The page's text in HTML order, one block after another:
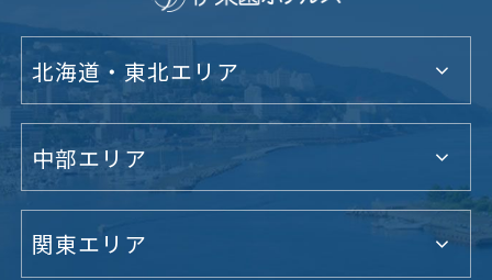
北海道・東北エリア
中部エリア
関東エリア